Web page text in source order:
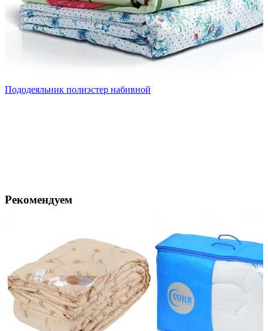
Пододеяльник полиэстер набивной
Рекомендуем